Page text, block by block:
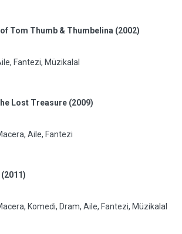
Tom Thumb & Thumbelina (2002)
Fantezi, Müzikalal
Lost Treasure (2009)
Aile, Fantezi
Komedi, Dram, Aile, Fantezi, Müzikalal